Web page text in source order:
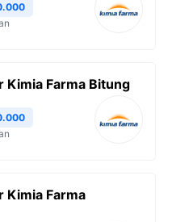
Kimia Farma Bitung
Kimia Farma